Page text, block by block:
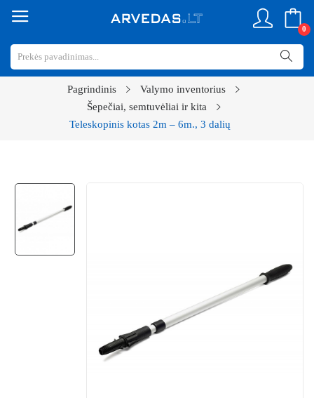
0
Pagrindinis
Valymo inventorius
Šepečiai, semtuvėliai ir kita
Teleskopinis kotas 2m – 6m., 3 dalių